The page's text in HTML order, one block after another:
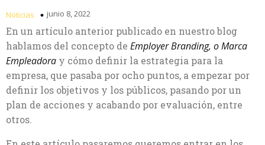
Noticias junio 8, 2022
En un artículo anterior publicado en nuestro blog
hablamos del concepto de Employer Branding, o Marca
Empleadora y cómo definir la estrategia para la
empresa, que pasaba por ocho puntos, a empezar por
definir los objetivos y los públicos, pasando por un
plan de acciones y acabando por evaluación, entre
otros.